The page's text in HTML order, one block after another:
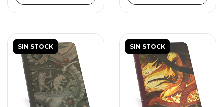
SIN STOCK SIN STOCK